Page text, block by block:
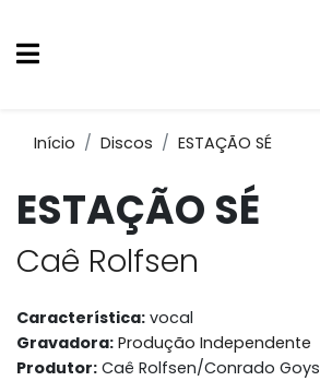
Início Discos ESTAÇÃO SÉ
ESTAÇÃO SÉ
Caê Rolfsen
Característica: vocal
Gravadora: Produção Independente
Produtor: Caê Rolfsen/Conrado Goys